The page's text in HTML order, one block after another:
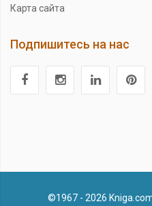
Карта сайта
Подпишитесь на нас
©1967 - 2026